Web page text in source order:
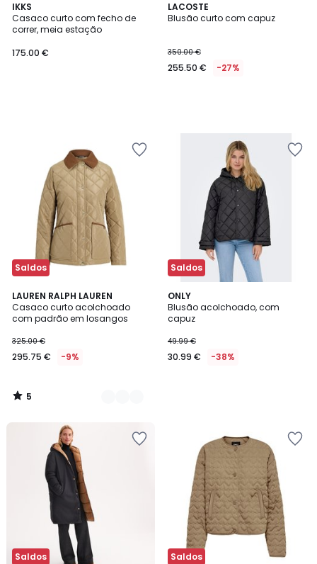
IKKS
Casaco curto com fecho de
correr, meia estação
175.00 €
LACOSTE
Blusão curto com capuz
350.00 €
255.50 € -27%
Saldos
LAUREN RALPH LAUREN
Casaco curto acolchoado
com padrão em losangos
325.00 €
295.75 € -9%
5
/
5
2
Cores
5
/
Saldos
ONLY
Blusão acolchoado, com
capuz
49.99 €
30.99 € -38%
Saldos Saldos